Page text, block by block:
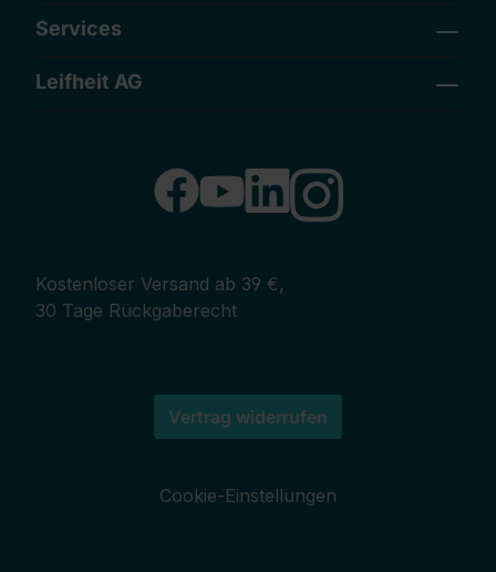
Services
Leifheit AG
Kostenloser Versand ab 39 €,
30 Tage Rückgaberecht
Vertrag widerrufen
Cookie-Einstellungen